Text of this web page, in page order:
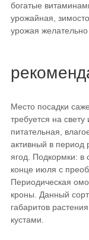
богатые
урожайная,
урожая
Место посадки
требуется на
питательная,
активный в период
ягод. Подкормки: в
конце июля с
Периодическая
кроны. Данный
габаритов
кустами.